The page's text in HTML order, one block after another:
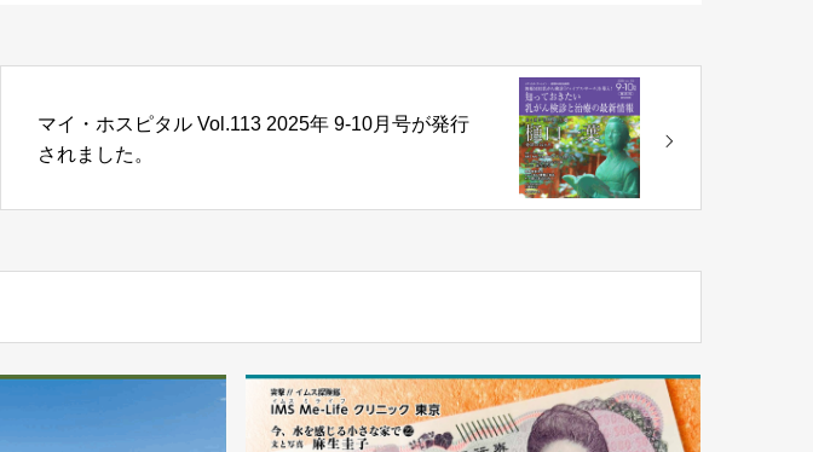
マイ・ホスピタル Vol.113 2025年 9-10月号が発行
されました。